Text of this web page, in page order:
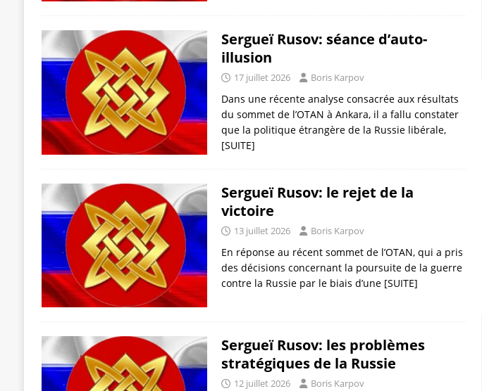
Sergueï Rusov: séance d’auto-
illusion
17 juillet 2026 Boris Karpov
Dans une récente analyse consacrée aux résultats
du sommet de l’OTAN à Ankara, il a fallu constater
que la politique étrangère de la Russie libérale,
[SUITE]
Sergueï Rusov: le rejet de la
victoire
13 juillet 2026 Boris Karpov
En réponse au récent sommet de l’OTAN, qui a pris
des décisions concernant la poursuite de la guerre
contre la Russie par le biais d’une [SUITE]
Sergueï Rusov: les problèmes
stratégiques de la Russie
12 juillet 2026 Boris Karpov